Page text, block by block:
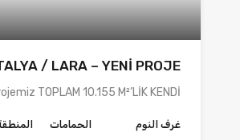
/ LARA – YENİ PROJE
TOPLAM 10.155 M²’LİK KENDİ…
غرف النوم الحمامات